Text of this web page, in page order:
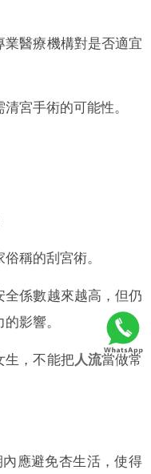
業醫療機構對是否適宜
宮手術的可能性。
稱的刮宮術。
係數越來越高，但仍
影響。
生，不能把人流當做常
應避免杏生活，使得